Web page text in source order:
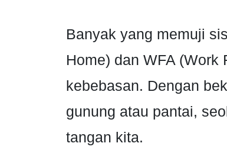
Banyak yang memuji
Home) dan WFA (Work
kebebasan. Dengan
gunung atau pantai,
tangan kita.